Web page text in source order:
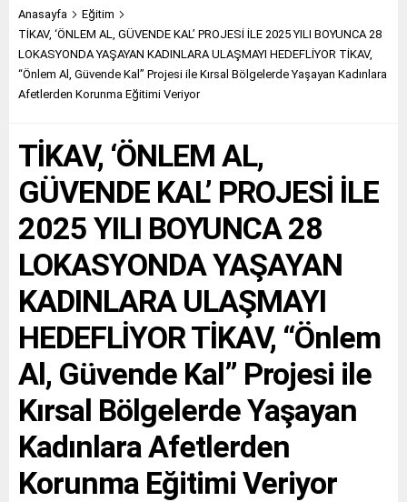
Anasayfa
Eğitim
TİKAV, ‘ÖNLEM AL, GÜVENDE KAL’ PROJESİ İLE 2025 YILI BOYUNCA 28
LOKASYONDA YAŞAYAN KADINLARA ULAŞMAYI HEDEFLİYOR TİKAV,
“Önlem Al, Güvende Kal” Projesi ile Kırsal Bölgelerde Yaşayan Kadınlara
Afetlerden Korunma Eğitimi Veriyor
TİKAV, ‘ÖNLEM AL,
GÜVENDE KAL’ PROJESİ İLE
2025 YILI BOYUNCA 28
LOKASYONDA YAŞAYAN
KADINLARA ULAŞMAYI
HEDEFLİYOR TİKAV, “Önlem
Al, Güvende Kal” Projesi ile
Kırsal Bölgelerde Yaşayan
Kadınlara Afetlerden
Korunma Eğitimi Veriyor